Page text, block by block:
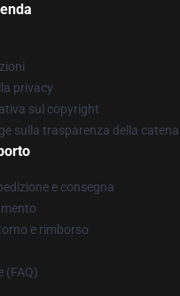
privacy
sul copyright
sulla trasparenza della
e consegna
e rimborso
(FAQ)